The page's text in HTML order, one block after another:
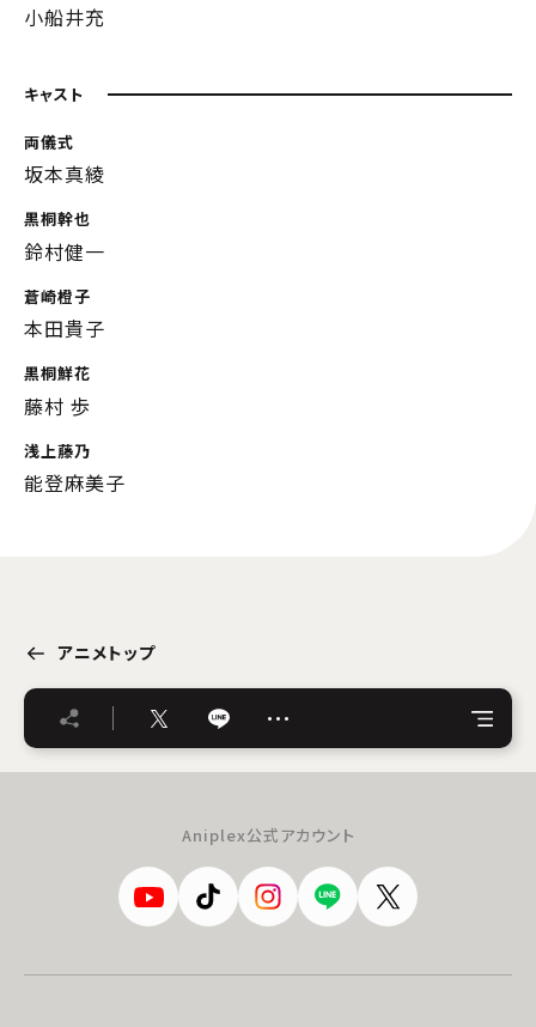
小船井充
キャスト
両儀式
坂本真綾
黒桐幹也
鈴村健一
蒼崎橙子
本田貴子
黒桐鮮花
藤村 歩
浅上藤乃
能登麻美子
アニメトップ
…
Aniplex公式アカウント